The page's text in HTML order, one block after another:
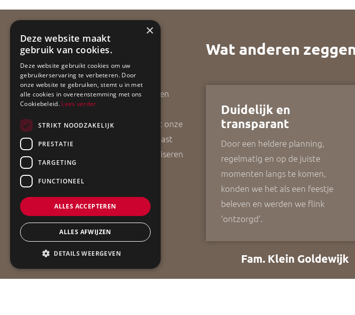
ApollBouw is een gedreven
bouwadvies- en
aannemersbedrijf. Vanuit onze
vestigingsplaats Grootegast
helpen wij u met het realiseren
van uw bouwwensen.
Wat anderen
Duidelijk en
transparant
Door een heldere planning,
regelmatig en op de juiste
momenten langs te komen,
konden we het als een feestje
beleven en werden we flink
‘ontzorgd’.
Fam. Klein Goldewijk
×
Deze website maakt
gebruik van cookies.
Deze website gebruikt cookies om uw
gebruikerservaring te verbeteren. Door
onze website te gebruiken, stemt u in met
alle cookies in overeenstemming met ons
Cookiebeleid. Lees verder
STRIKT NOODZAKELIJK
PRESTATIE
TARGETING
FUNCTIONEEL
ALLES ACCEPTEREN
ALLES AFWIJZEN
DETAILS WEERGEVEN